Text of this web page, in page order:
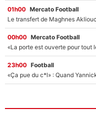
01h00 Mercato Football
00h00 Mercato Football
23h00 Football